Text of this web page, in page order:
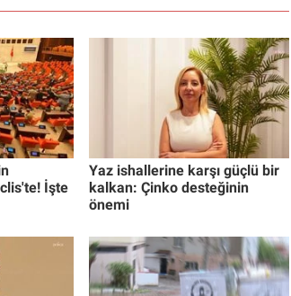
İşte
Yaz ishallerine karşı güçlü bir
kalkan: Çinko desteğinin
önemi